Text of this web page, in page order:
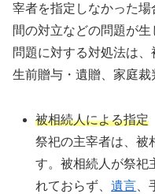
宰者を指定しなかった
間の対立などの問題が
問題に対する対処法は
生前贈与・遺贈、家庭裁
被相続人による指定
祭祀の主宰者は、被
す。被相続人が祭祀
れておらず、遺言